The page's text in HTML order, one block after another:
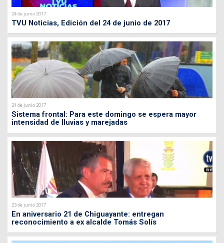
24 de junio 2017
TVU Noticias, Edición del 24 de junio de 2017
24 de junio 2017
Sistema frontal: Para este domingo se espera mayor
intensidad de lluvias y marejadas
23 de junio 2017
En aniversario 21 de Chiguayante: entregan
reconocimiento a ex alcalde Tomás Solís